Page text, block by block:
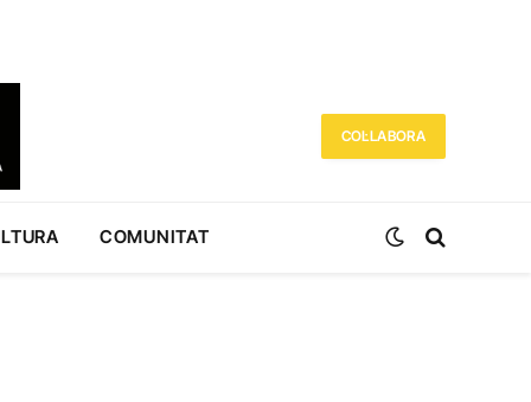
COL·LABORA
COMUNITAT